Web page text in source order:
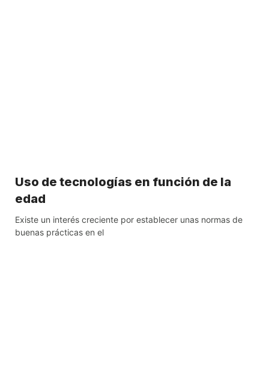
Uso de tecnologías en función de la
edad
Existe un interés creciente por establecer unas normas de
buenas prácticas en el